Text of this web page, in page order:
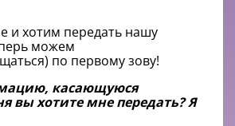
и хотим передать нашу
можем
по первому зову!
касающуюся
вы хотите мне передать? Я